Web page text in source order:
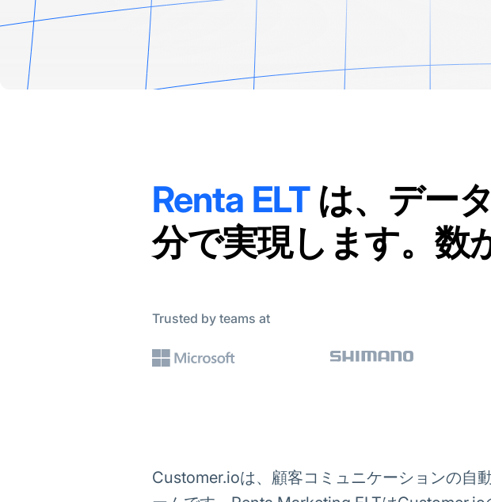
Renta ELTは、デー
分で実現します。数
Trusted by teams at
Customer.ioは、顧客コミュニケーションの自